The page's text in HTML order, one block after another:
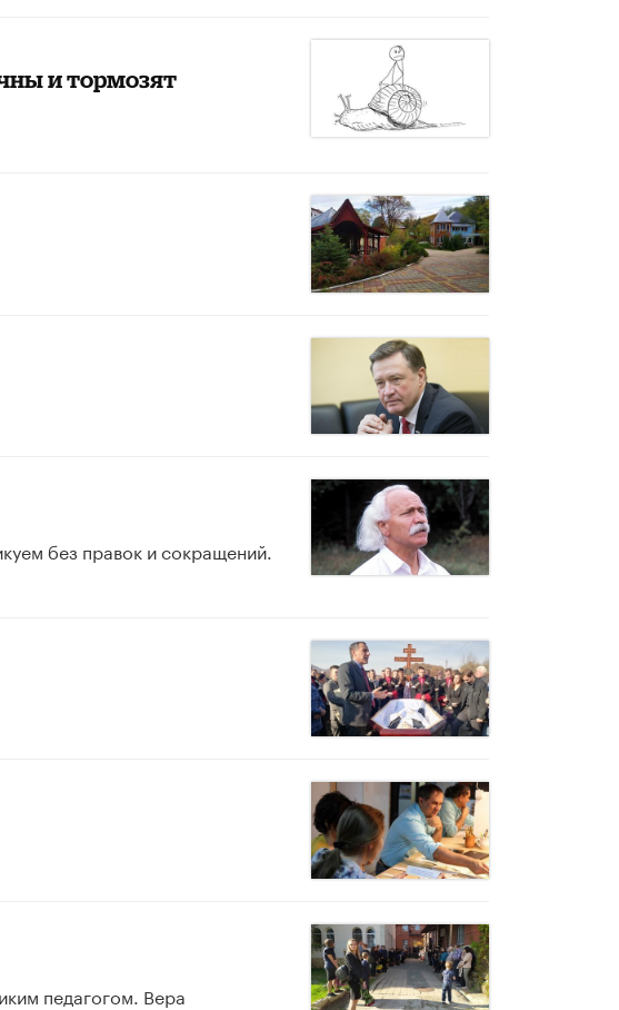
и тормозят
без правок и сокращений.
педагогом. Вера